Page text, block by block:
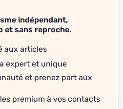
indépendant,
et sans reproche.
aux articles
expert et unique
et prenez part aux
premium à vos contacts